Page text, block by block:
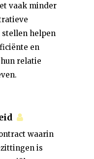
vaak minder
helpen
en
relatie
waarin
is